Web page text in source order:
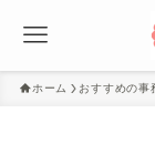
ホーム おすすめの事